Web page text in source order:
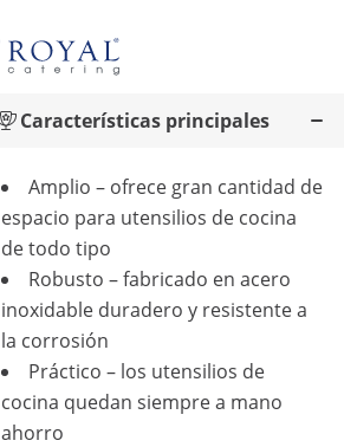
Características principales
Amplio – ofrece gran cantidad de
espacio para utensilios de cocina
de todo tipo
Robusto – fabricado en acero
inoxidable duradero y resistente a
la corrosión
Práctico – los utensilios de
cocina quedan siempre a mano
ahorro